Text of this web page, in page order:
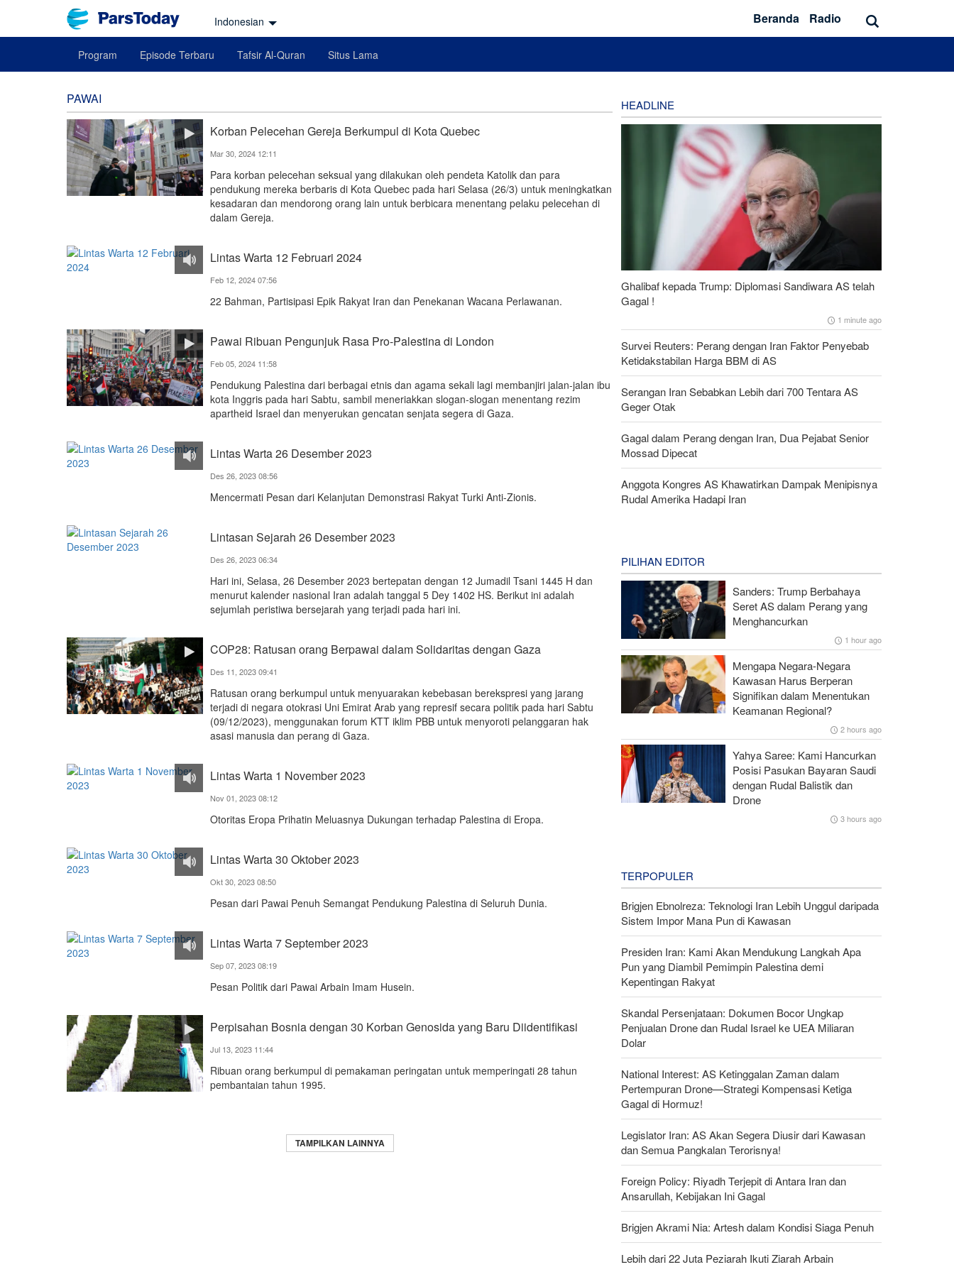
Indonesian Beranda Radio
Program Episode Terbaru Tafsir Al-Quran Situs Lama
PAWAI
Korban Pelecehan Gereja Berkumpul di Kota Quebec
Mar 30, 2024 12:11
Para korban pelecehan seksual yang dilakukan oleh pendeta Katolik dan para
pendukung mereka berbaris di Kota Quebec pada hari Selasa (26/3) untuk meningkatkan
kesadaran dan mendorong orang lain untuk berbicara menentang pelaku pelecehan di
dalam Gereja.
Lintas Warta 12 Februari 2024
Feb 12, 2024 07:56
22 Bahman, Partisipasi Epik Rakyat Iran dan Penekanan Wacana Perlawanan.
Pawai Ribuan Pengunjuk Rasa Pro-Palestina di London
Feb 05, 2024 11:58
Pendukung Palestina dari berbagai etnis dan agama sekali lagi membanjiri jalan-jalan ibu
kota Inggris pada hari Sabtu, sambil meneriakkan slogan-slogan menentang rezim
apartheid Israel dan menyerukan gencatan senjata segera di Gaza.
Lintas Warta 26 Desember 2023
Des 26, 2023 08:56
Mencermati Pesan dari Kelanjutan Demonstrasi Rakyat Turki Anti-Zionis.
Lintasan Sejarah 26 Desember 2023
Des 26, 2023 06:34
Hari ini, Selasa, 26 Desember 2023 bertepatan dengan 12 Jumadil Tsani 1445 H dan
menurut kalender nasional Iran adalah tanggal 5 Dey 1402 HS. Berikut ini adalah
sejumlah peristiwa bersejarah yang terjadi pada hari ini.
COP28: Ratusan orang Berpawai dalam Solidaritas dengan Gaza
Des 11, 2023 09:41
Ratusan orang berkumpul untuk menyuarakan kebebasan berekspresi yang jarang
terjadi di negara otokrasi Uni Emirat Arab yang represif secara politik pada hari Sabtu
(09/12/2023), menggunakan forum KTT iklim PBB untuk menyoroti pelanggaran hak
asasi manusia dan perang di Gaza.
Lintas Warta 1 November 2023
Nov 01, 2023 08:12
Otoritas Eropa Prihatin Meluasnya Dukungan terhadap Palestina di Eropa.
Lintas Warta 30 Oktober 2023
Okt 30, 2023 08:50
Pesan dari Pawai Penuh Semangat Pendukung Palestina di Seluruh Dunia.
Lintas Warta 7 September 2023
Sep 07, 2023 08:19
Pesan Politik dari Pawai Arbain Imam Husein.
Perpisahan Bosnia dengan 30 Korban Genosida yang Baru Diidentifikasi
Jul 13, 2023 11:44
Ribuan orang berkumpul di pemakaman peringatan untuk memperingati 28 tahun
pembantaian tahun 1995.
TAMPILKAN LAINNYA
HEADLINE
Ghalibaf kepada Trump: Diplomasi Sandiwara AS telah
Gagal !
1 minute ago
Survei Reuters: Perang dengan Iran Faktor Penyebab
Ketidakstabilan Harga BBM di AS
Serangan Iran Sebabkan Lebih dari 700 Tentara AS
Geger Otak
Gagal dalam Perang dengan Iran, Dua Pejabat Senior
Mossad Dipecat
Anggota Kongres AS Khawatirkan Dampak Menipisnya
Rudal Amerika Hadapi Iran
PILIHAN EDITOR
Sanders: Trump Berbahaya
Seret AS dalam Perang yang
Menghancurkan
1 hour ago
Mengapa Negara-Negara
Kawasan Harus Berperan
Signifikan dalam Menentukan
Keamanan Regional?
2 hours ago
Yahya Saree: Kami Hancurkan
Posisi Pasukan Bayaran Saudi
dengan Rudal Balistik dan
Drone
3 hours ago
TERPOPULER
Brigjen Ebnolreza: Teknologi Iran Lebih Unggul daripada
Sistem Impor Mana Pun di Kawasan
Presiden Iran: Kami Akan Mendukung Langkah Apa
Pun yang Diambil Pemimpin Palestina demi
Kepentingan Rakyat
Skandal Persenjataan: Dokumen Bocor Ungkap
Penjualan Drone dan Rudal Israel ke UEA Miliaran
Dolar
National Interest: AS Ketinggalan Zaman dalam
Pertempuran Drone—Strategi Kompensasi Ketiga
Gagal di Hormuz!
Legislator Iran: AS Akan Segera Diusir dari Kawasan
dan Semua Pangkalan Terorisnya!
Foreign Policy: Riyadh Terjepit di Antara Iran dan
Ansarullah, Kebijakan Ini Gagal
Brigjen Akrami Nia: Artesh dalam Kondisi Siaga Penuh
Lebih dari 22 Juta Peziarah Ikuti Ziarah Arbain